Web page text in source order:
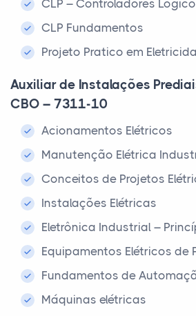
CLP – Controladores
CLP Fundamentos
Projeto Pratico em
Auxiliar de Instalações
CBO – 7311-10
Acionamentos Elétricos
Manutenção Elétrica
Conceitos de Projetos
Instalações Elétricas
Eletrônica Industrial –
Equipamentos Elétricos de
Fundamentos de
Máquinas elétricas